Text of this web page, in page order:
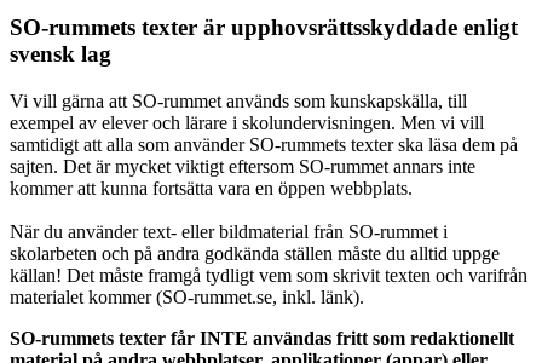
SO-rummets texter är upphovsrättsskyddade enligt
svensk lag
Vi vill gärna att SO-rummet används som kunskapskälla, till
exempel av elever och lärare i skolundervisningen. Men vi vill
samtidigt att alla som använder SO-rummets texter ska läsa dem på
sajten. Det är mycket viktigt eftersom SO-rummet annars inte
kommer att kunna fortsätta vara en öppen webbplats.
När du använder text- eller bildmaterial från SO-rummet i
skolarbeten och på andra godkända ställen måste du alltid uppge
källan! Det måste framgå tydligt vem som skrivit texten och varifrån
materialet kommer (SO-rummet.se, inkl. länk).
SO-rummets texter får INTE användas fritt som redaktionellt